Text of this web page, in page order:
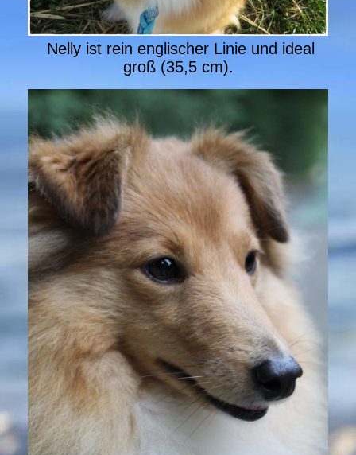
Nelly ist rein englischer Linie und ideal
groß (35,5 cm).